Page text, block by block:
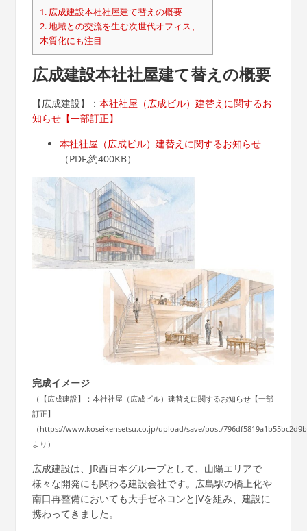
1.広成建設本社社屋建て替えの概要
2.地域との交流を生む次世代オフィス、
木質化にも注目
広成建設本社社屋建て替えの概要
【広成建設】： 本社社屋（広成ビル）建替えに関するお
知らせ【一部訂正】
本社社屋（広成ビル）建替えに関するお知らせ
（PDF,約400KB）
完成イメージ
（【広成建設】：本社社屋（広成ビル）建替えに関するお知らせ【一部
訂正】
（https://www.koseikensetsu.co.jp/upload/save/post/
より）
広成建設は、JR西日本グループとして、山陽エリアで
様々な開発にも関わる建設会社です。広島駅の橋上化や
南口再整備においても大手ゼネコンとJVを組み、建設に
携わってきました。